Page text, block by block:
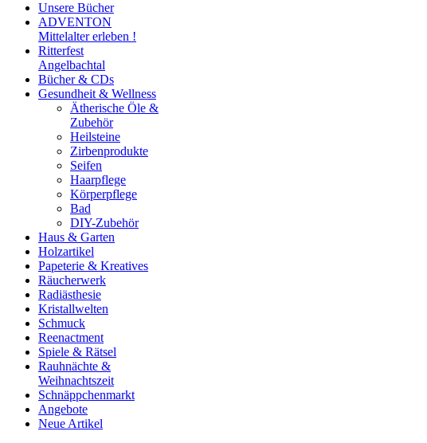
Unsere Bücher
ADVENTON
Mittelalter erleben !
Ritterfest
Angelbachtal
Bücher & CDs
Gesundheit & Wellness
Ätherische Öle &
Zubehör
Heilsteine
Zirbenprodukte
Seifen
Haarpflege
Körperpflege
Bad
DIY-Zubehör
Haus & Garten
Holzartikel
Papeterie & Kreatives
Räucherwerk
Radiästhesie
Kristallwelten
Schmuck
Reenactment
Spiele & Rätsel
Rauhnächte &
Weihnachtszeit
Schnäppchenmarkt
Angebote
Neue Artikel